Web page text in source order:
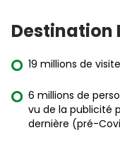
Destination
19 millions de
6 millions de
vu de la publicité
dernière (pré-